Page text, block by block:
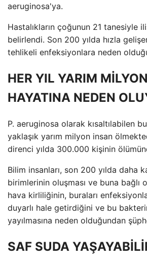
aeruginosa'ya.
Hastalıkların çoğunun 21 tanesiyle
belirlendi. Son 200 yılda hızla
tehlikeli enfeksiyonlara neden
HER YIL YARIM
HAYATINA NEDEN
P. aeruginosa olarak kısaltılabilen
yaklaşık yarım milyon insan
direnci yılda 300.000 kişinin
Bilim insanları, son 200 yılda daha
birimlerinin oluşması ve buna bağlı
hava kirliliğinin, buraları
duyarlı hale getirdiğini ve bu
yayılmasına neden olduğundan
SAF SUDA